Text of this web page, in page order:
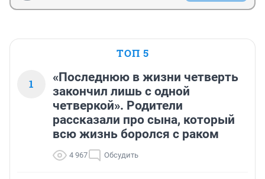
ТОП 5
1
«Последнюю в жизни четверть
закончил лишь с одной
четверкой». Родители
рассказали про сына, который
всю жизнь боролся с раком
4 967 Обсудить